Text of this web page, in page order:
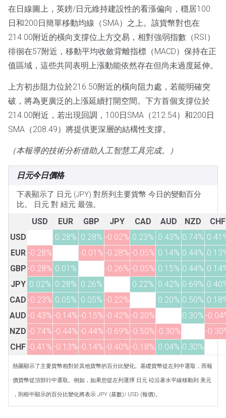
在日線圖上，英鎊/日元維持建設性的看漲偏向，穩居100
日和200日簡單移動均線（SMA）之上。該貨幣對也在
214.00附近的橫向支撐位上方交易，相對強弱指數（RSI）
徘徊在57附近，移動平均收斂背離指標（MACD）保持在正
值區域，這些共同表明上漲動能依然存在但尚未過度延伸。
上方初步阻力位於216.50附近的橫向阻力處，若能明確突
破，將為更廣泛的上漲延續打開空間。下方首個支撐位於
214.00附近，若出現回調，100日SMA（212.54）和200日
SMA（208.49）將提供更深層的結構性支撐。
（本報導的技術分析借助人工智慧工具完成。）
日元今日價格
下表顯示了 日元 (JPY) 對所列主要貨幣 今日的變動百分
比。 日元 對 紐元 最強。
USD EUR GBP JPY CAD AUD NZD
CHF
USD
0.28% 0.28% -0.02% 0.23% 0.43% 0.74%
EUR -0.28% -0.01% -0.28% -0.05% 0.14% 0.44%
GBP -0.28% 0.01% -0.26% -0.05% 0.15% 0.44%
JPY 0.02% 0.28% 0.26% 0.22% 0.42% 0.69%
CAD -0.23% 0.05% 0.05% -0.22% 0.20% 0.50%
AUD -0.43% -0.14% -0.15% -0.42% -0.20% 0.30% -
NZD -0.74% -0.44% -0.44% -0.69% -0.50% -0.30%
-
CHF -0.41% -0.13% -0.14% -0.40% -0.18% 0.04% 0.30%
熱圖顯示了主要貨幣相對於其他貨幣的百分比變化。基礎貨幣從左列中選取，而報
價貨幣從頂部行中選取。例如，如果您從左列選擇 日元 竝沿著水平線移動到 美元
，則框中顯示的百分比變化將表示 JPY (基數)/ USD (報價)。